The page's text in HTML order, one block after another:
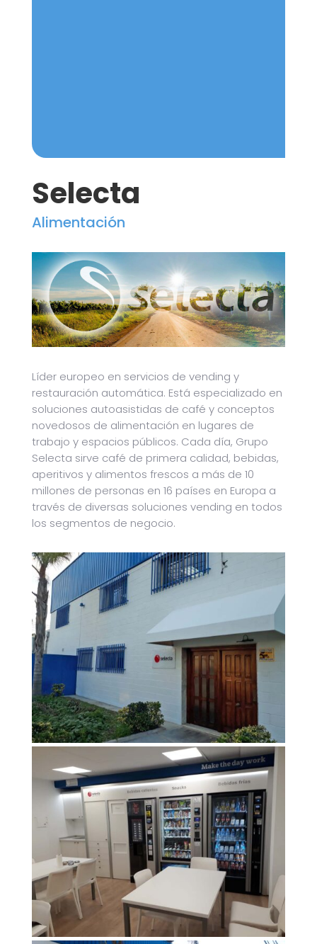
Selecta
Alimentación
Líder europeo en servicios de vending y
restauración automática. Está especializado en
soluciones autoasistidas de café y conceptos
novedosos de alimentación en lugares de
trabajo y espacios públicos. Cada día, Grupo
Selecta sirve café de primera calidad, bebidas,
aperitivos y alimentos frescos a más de 10
millones de personas en 16 países en Europa a
través de diversas soluciones vending en todos
los segmentos de negocio.